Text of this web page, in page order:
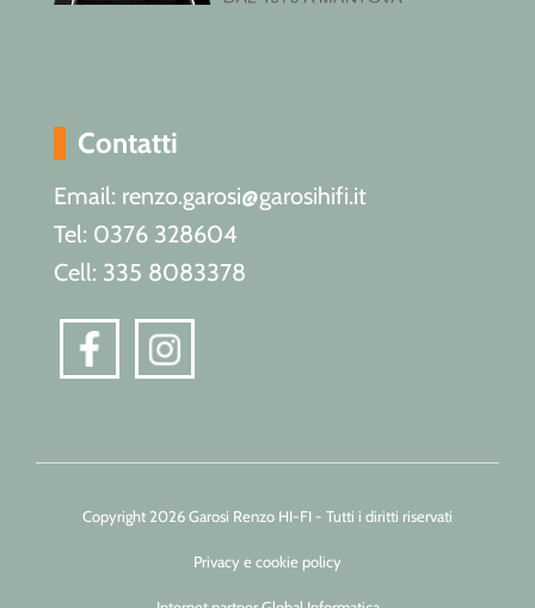
Contatti
Email: renzo.garosi@garosihifi.it
Tel: 0376 328604
Cell: 335 8083378
Copyright 2026 Garosi Renzo HI-FI - Tutti i diritti riservati
Privacy e cookie policy